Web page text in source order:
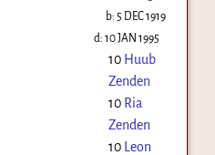
b: 5 DEC 1919
d: 10 JAN 1995
10 Huub
Zenden
10 Ria
Zenden
10 Leon